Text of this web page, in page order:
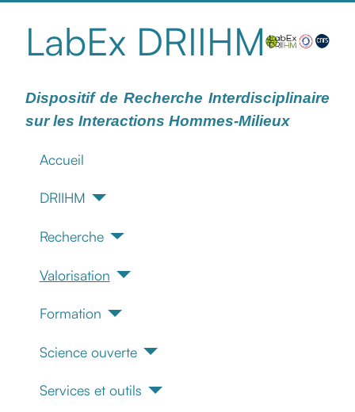
LabEx DRIIHM
Dispositif de Recherche Interdisciplinaire
sur les Interactions Hommes-Milieux
Accueil
DRIIHM
Recherche
Valorisation
Formation
Science ouverte
Services et outils